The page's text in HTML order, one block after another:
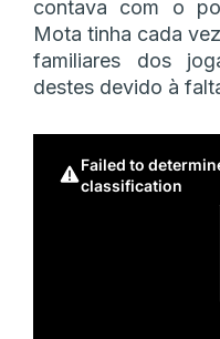
contava com o
Mota tinha cada
familiares dos
destes devido à